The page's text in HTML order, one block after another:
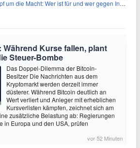
um die Macht: Wer ist für und wer gegen Infantino?
Kurse fallen, plant
Steuer-Bombe
Das Doppel-Dilemma der Bitcoin-
Besitzer Die Nachrichten aus dem
Kryptomarkt werden derzeit immer
düsterer. Während Bitcoin deutlich an
Wert verliert und Anleger mit erheblichen
Kursverlisten kämpfen, zeichnet sich am
zusätzliche Belastung ab: Regierungen
in Europa und den USA, prüfen
vor 52 Minuten